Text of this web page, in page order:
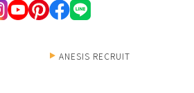
ANESIS RECRUIT